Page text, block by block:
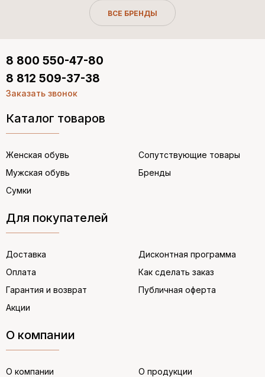
ВСЕ БРЕНДЫ
Каталог товаров
Женская обувь
Мужская обувь
Сумки
Сопутствующие товары
Бренды
Для покупателей
Доставка
Оплата
Гарантия и возврат
Акции
Дисконтная программа
Как сделать заказ
Публичная оферта
О компании
О компании О продукции
8 800 550-47-80
8 812 509-37-38
Заказать звонок